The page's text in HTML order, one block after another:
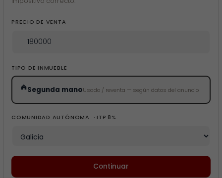
PRECIO DE VENTA
TIPO DE INMUEBLE
Segunda manoUsado / reventa — según datos del anuncio
COMUNIDAD AUTÓNOMA · ITP 8%
Continuar